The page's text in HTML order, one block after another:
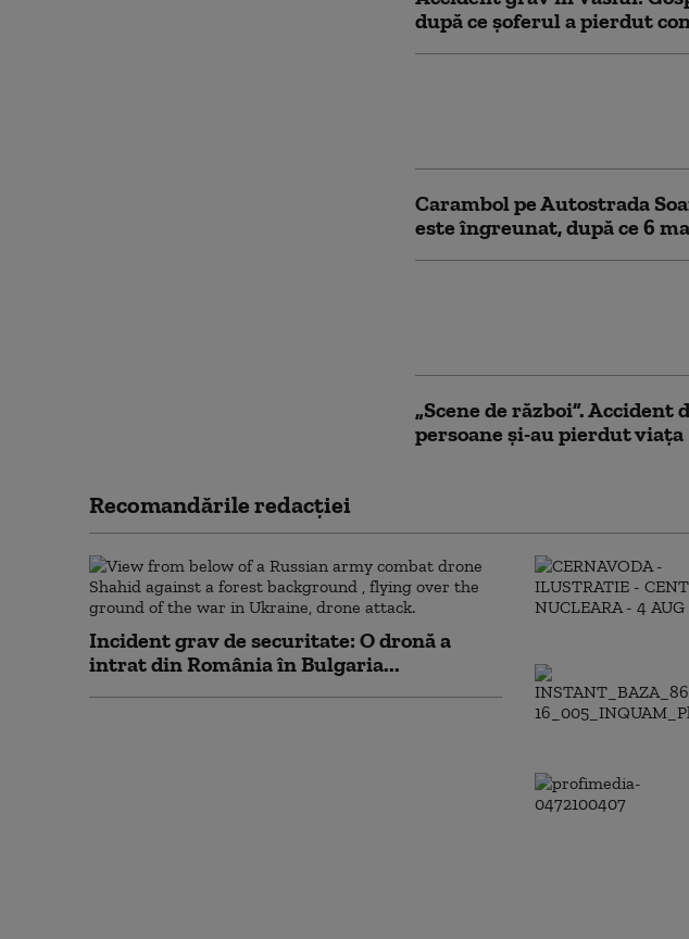
după ce șoferul a pierdut
Carambol pe Autostrada
este îngreunat, după ce 6
„Scene de război”.
persoane și-au pierdut viața
Recomandările redacţiei
Incident grav de securitate: O dronă a
intrat din România în Bulgaria...